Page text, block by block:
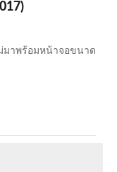
าพร้อมหน้าจอขนาด